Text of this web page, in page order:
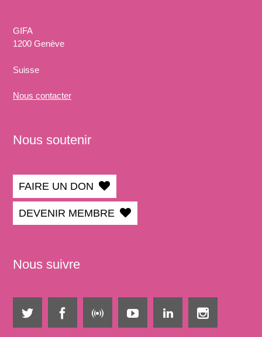
GIFA
1200 Genève
Suisse
Nous contacter
Nous soutenir
FAIRE UN DON
DEVENIR MEMBRE
Nous suivre